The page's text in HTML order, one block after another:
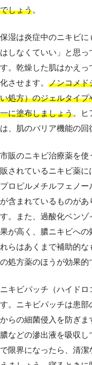
でしょう。
保湿は炎症中のニキビ
はしなくていい」と思
す。乾燥した肌はかえ
化させます。 ノンコメド
い処方）のジェルタイ
一に塗布しましょう。ヒ
は、肌のバリア機能の回
市販のニキビ治療薬を
販されているニキビ薬
プロピルメチルフェノ
が含まれているものがあ
す。また、過酸化ベン
果が高く、膿ニキビへの
れらはあくまで補助的
の処方薬のほうが効果的
ニキビパッチ（ハイド
す。ニキビパッチは患
からの細菌侵入を防ぎま
膿などの滲出液を吸収
で限界になったら、清